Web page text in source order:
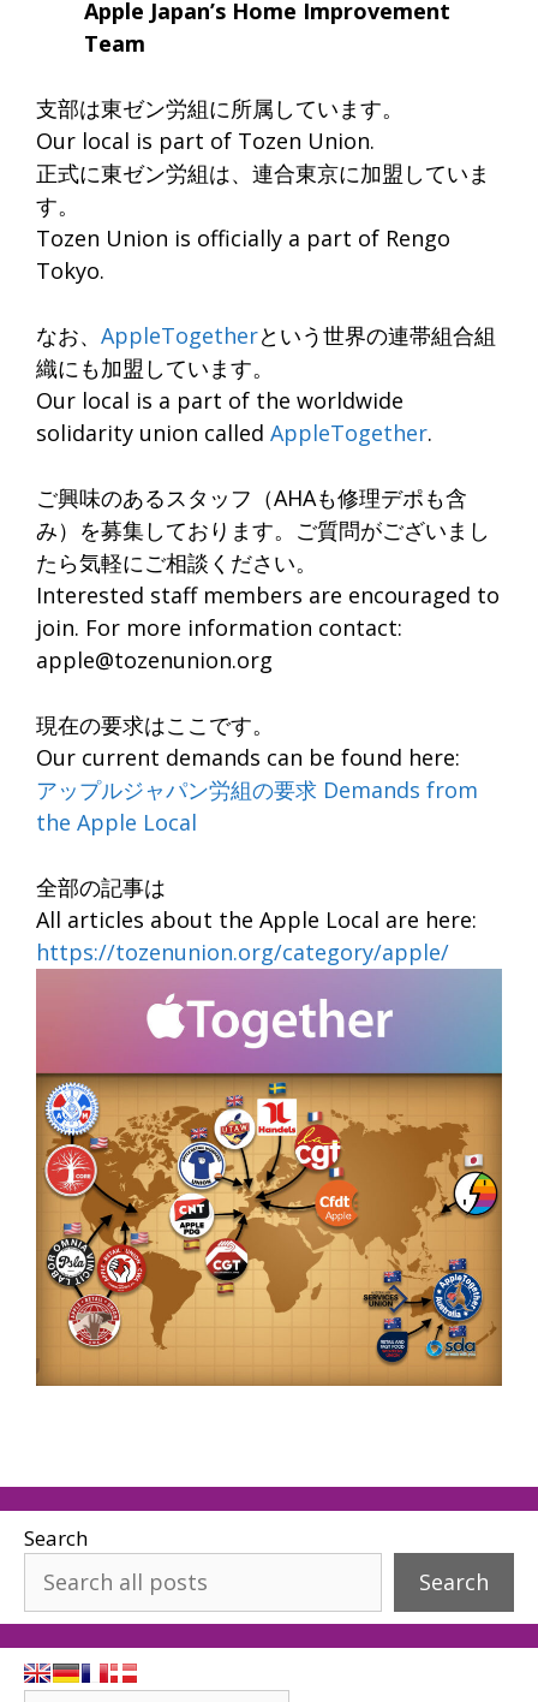
Apple Japan’s Home Improvement
Team
支部は東ゼン労組に所属しています。
Our local is part of Tozen Union.
正式に東ゼン労組は、連合東京に加盟していま
す。
Tozen Union is officially a part of Rengo
Tokyo.
なお、 AppleTogetherという世界の連帯組合組
織にも加盟しています。
Our local is a part of the worldwide
solidarity union called AppleTogether.
ご興味のあるスタッフ（AHAも修理デポも含
み）を募集しております。ご質問がございまし
たら気軽にご相談ください。
Interested staff members are encouraged to
join. For more information contact:
apple@tozenunion.org
現在の要求はここです。
Our current demands can be found here:
アップルジャパン労組の要求 Demands from
the Apple Local
全部の記事は
All articles about the Apple Local are here:
https://tozenunion.org/category/apple/
Search
Search